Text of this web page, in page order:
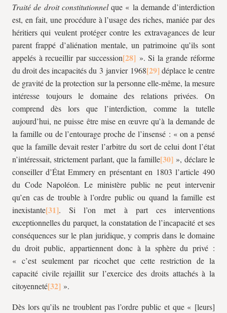
Traité de droit constitutionnelque « la demande d’interdiction
est, en fait, une procédure à l’usage des riches, maniée par des
héritiers qui veulent protéger contre les extravagances de leur
parent frappé d’aliénation mentale, un patrimoine qu’ils sont
appelés à recueillir par succession
». Si la grande réforme
du droit des incapacités du 3 janvier 1968
déplace le centre
de gravité de la protection sur la personne elle-même, la mesure
intéresse toujours le domaine des relations privées. On
comprend dès lors que l’interdiction, comme la tutelle
aujourd’hui, ne puisse être mise en œuvre qu’à la demande de
la famille ou de l’entourage proche de l’insensé : « on a pensé
que la famille devait rester l’arbitre du sort de celui dont l’état
n’intéressait, strictement parlant, que la famille
», déclare le
conseiller d’État Emmery en présentant en 1803 l’article 490
du Code Napoléon. Le ministère public ne peut intervenir
qu’en cas de trouble à l’ordre public ou quand la famille est
inexistante
. Si l’on met à part ces interventions
exceptionnelles du parquet, la constatation de l’incapacité et ses
conséquences sur le plan juridique, y compris dans le domaine
du droit public, appartiennent donc à la sphère du privé :
« c’est seulement par ricochet que cette restriction de la
capacité civile rejaillit sur l’exercice des droits attachés à la
citoyenneté
».
Dès lors qu’ils ne troublent pas l’ordre public et que « [leurs]